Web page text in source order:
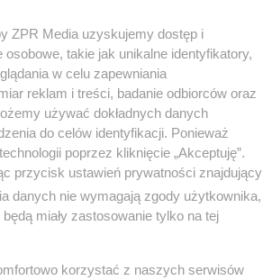
ZPR Media uzyskujemy dostęp i
takie jak unikalne identyfikatory,
w celu zapewniania
reklam i treści, badanie odbiorców oraz
używać dokładnych danych
do celów identyfikacji. Ponieważ
poprzez kliknięcie „Akceptuję”.
przycisk ustawień prywatności znajdujący
danych nie wymagają zgody użytkownika,
miały zastosowanie tylko na tej
korzystać z naszych serwisów